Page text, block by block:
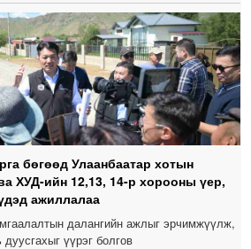
бөгөөд Улаанбаатар хотын
ХУД-ийн 12,13, 14-р хорооны үер,
ажиллалаа
далангийн ажлыг эрчимжүүлж,
үүрэг болгов